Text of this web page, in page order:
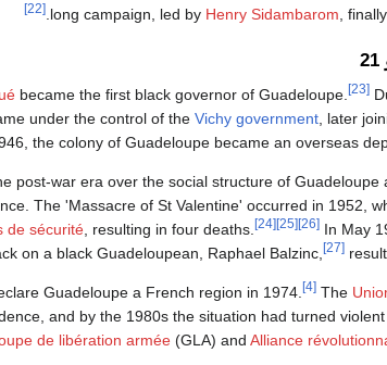
long campaign, led by Henry Sidambarom ,
[22]
became the first black governor of Guadeloupe. [23]
under the control of the Vichy government, later
the colony of Guadeloupe became an overseas
post-war era over the social structure of Guadeloupe
The 'Massacre of St Valentine' occurred in 1952,
de sécurité, resulting in four deaths. [24] [25] [26] In May
on a black Guadeloupean, Raphael Balzinc,
[27]
Guadeloupe a French region in 1974. [4] The
and by the 1980s the situation had turned
de libération armée (GLA) and Alliance